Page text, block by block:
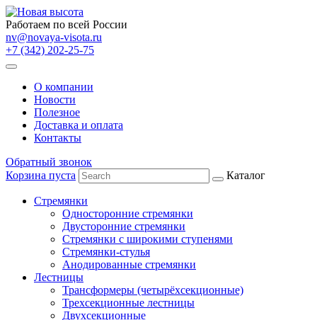
Работаем по всей России
nv@novaya-visota.ru
+7 (342) 202-25-75
О компании
Новости
Полезное
Доставка и оплата
Контакты
Обратный звонок
Корзина пуста
Каталог
Стремянки
Односторонние стремянки
Двусторонние стремянки
Стремянки с широкими ступенями
Стремянки-стулья
Анодированные стремянки
Лестницы
Трансформеры (четырёхсекционные)
Трехсекционные лестницы
Двухсекционные